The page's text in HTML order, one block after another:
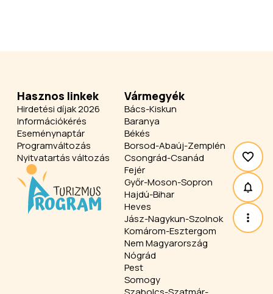
Hasznos linkek
Hirdetési díjak 2026
Információkérés
Eseménynaptár
Programváltozás
Nyitvatartás változás
Vármegyék
Bács-Kiskun
Baranya
Békés
Borsod-Abaúj-Zemplén
Csongrád-Csanád
Fejér
Győr-Moson-Sopron
Hajdú-Bihar
Heves
Jász-Nagykun-Szolnok
Komárom-Esztergom
Nem Magyarország
Nógrád
Pest
Somogy